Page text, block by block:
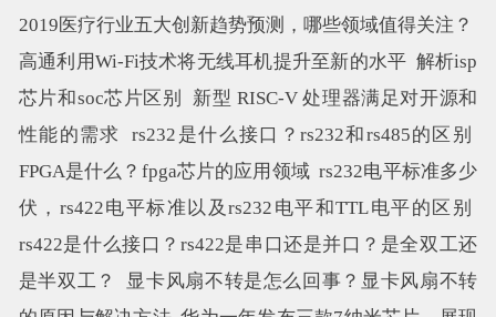
2019医疗行业五大创新趋势预测，哪些领域值得关注？
高通利用Wi-Fi技术将无线耳机提升至新的水平 解析isp
芯片和soc芯片区别
新型 RISC-V 处理器满足对开源和
性能的需求
rs232是什么接口？rs232和rs485的区别
FPGA是什么？fpga芯片的应用领域 rs232电平标准多少
伏，rs422电平标准以及rs232电平和TTL电平的区别
rs422是什么接口？rs422是串口还是并口？是全双工还
是半双工？
显卡风扇不转是怎么回事？显卡风扇不转